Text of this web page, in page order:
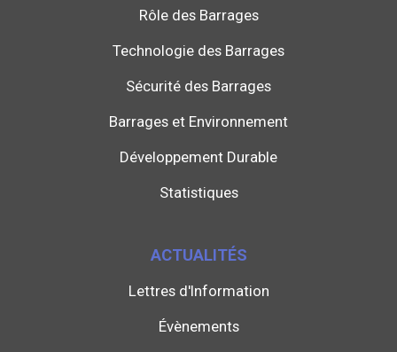
Rôle des Barrages
Technologie des Barrages
Sécurité des Barrages
Barrages et Environnement
Développement Durable
Statistiques
ACTUALITÉS
Lettres d'Information
Évènements